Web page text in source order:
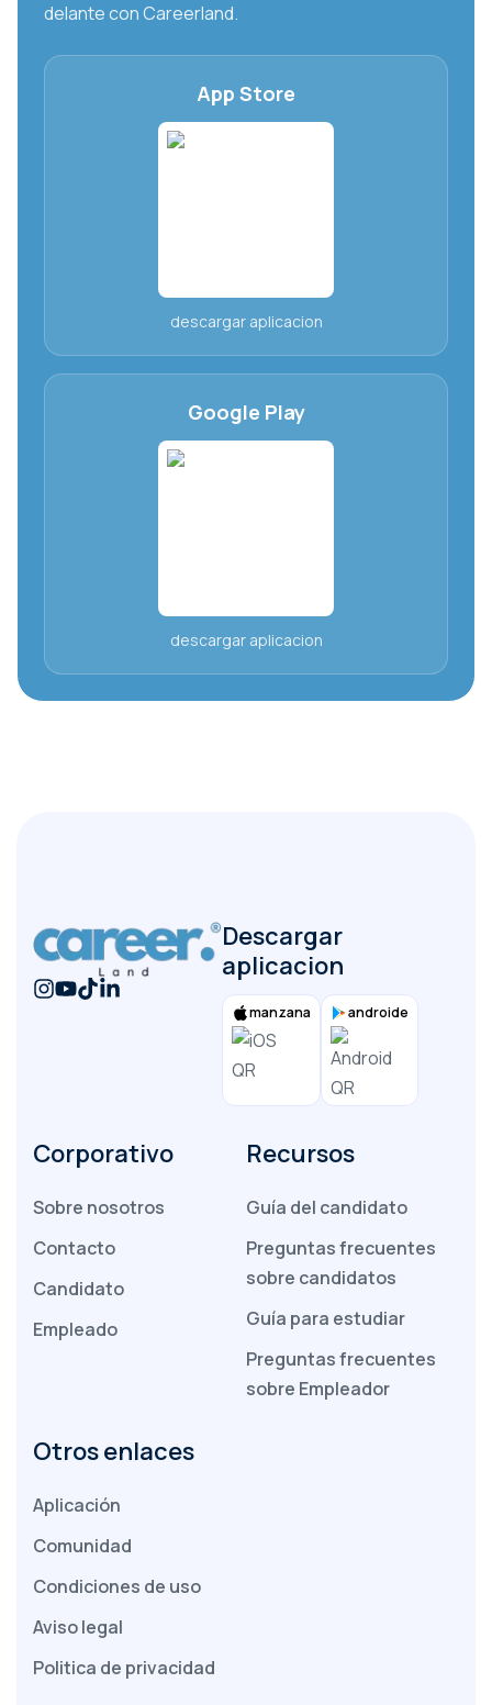
delante con Careerland.
App Store
descargar aplicacion
Google Play
descargar aplicacion
Descargar
aplicacion
manzana androide
Corporativo
Sobre nosotros
Contacto
Candidato
Empleado
Recursos
Guía del candidato
Preguntas frecuentes
sobre candidatos
Guía para estudiar
Preguntas frecuentes
sobre Empleador
Otros enlaces
Aplicación
Comunidad
Condiciones de uso
Aviso legal
Politica de privacidad